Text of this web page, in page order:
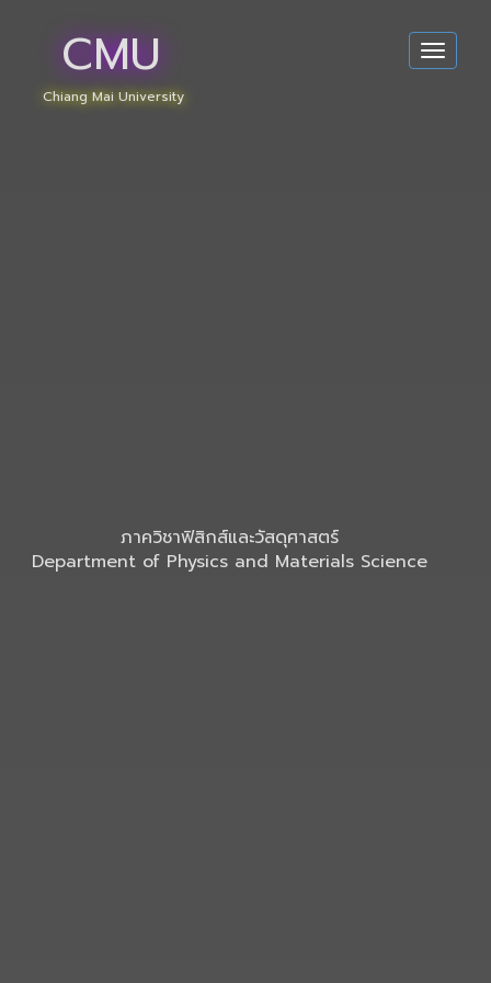
Toggle
CMU
Chiang Mai University
ภาควิชาฟิสิกส์และวัสดุศาสตร์
Department of Physics and Materials Science